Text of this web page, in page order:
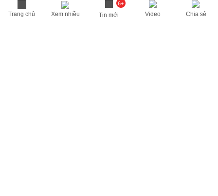
Trang chủ Xem nhiều
6+
Tin mới Video Chia sẻ